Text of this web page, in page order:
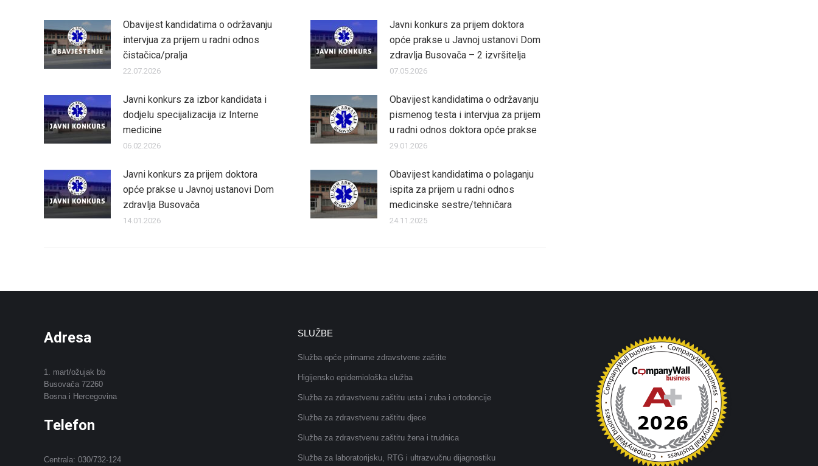
Obavijest kandidatima o održavanju
intervjua za prijem u radni odnos
čistačica/pralja
22.07.2026
Javni konkurs za prijem doktora
opće prakse u Javnoj ustanovi Dom
zdravlja Busovača – 2 izvršitelja
07.05.2026
Javni konkurs za izbor kandidata i
dodjelu specijalizacija iz Interne
medicine
06.02.2026
Obavijest kandidatima o održavanju
pismenog testa i intervjua za prijem
u radni odnos doktora opće prakse
29.01.2026
Javni konkurs za prijem doktora
opće prakse u Javnoj ustanovi Dom
zdravlja Busovača
14.01.2026
Obavijest kandidatima o polaganju
ispita za prijem u radni odnos
medicinske sestre/tehničara
24.11.2025
Adresa
1. mart/ožujak bb
Busovača 72260
Bosna i Hercegovina
Telefon
Centrala: 030/732-124
SLUŽBE
Služba opće primarne zdravstvene zaštite
Higijensko epidemiološka služba
Služba za zdravstvenu zaštitu usta i zuba i ortodoncije
Služba za zdravstvenu zaštitu djece
Služba za zdravstvenu zaštitu žena i trudnica
Služba za laboratorijsku, RTG i ultrazvučnu dijagnostiku